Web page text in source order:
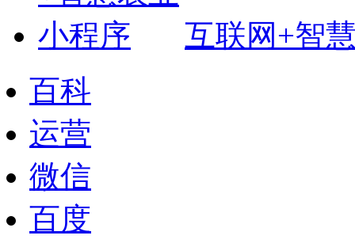
互联网+智
百科
运营
微信
百度